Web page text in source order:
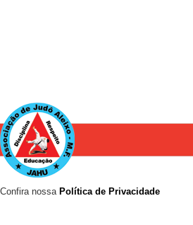
Confira nossa Política de Privacidade